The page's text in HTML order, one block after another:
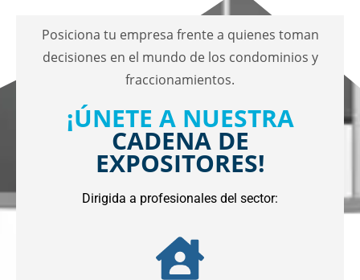
Posiciona tu empresa frente a quienes toman
decisiones en el mundo de los condominios y
fraccionamientos.
¡ÚNETE A NUESTRA
CADENA DE
EXPOSITORES!
Dirigida a profesionales del sector:
Sector Inmobiliario